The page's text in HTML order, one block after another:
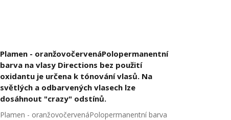
Plamen - oranžovočervenáPolopermanentní
barva na vlasy Directions bez použití
oxidantu je určena k tónování vlasů. Na
světlých a odbarvených vlasech lze
dosáhnout "crazy" odstínů.
Plamen - oranžovočervenáPolopermanentní barva